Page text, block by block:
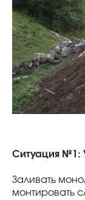
Ситуация №1:
Заливать
монтировать